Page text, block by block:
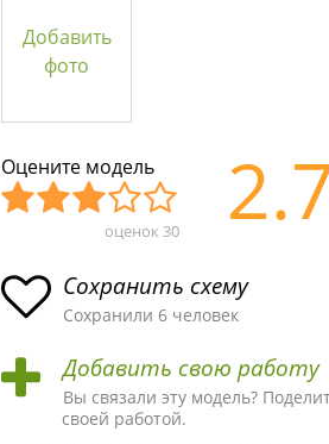
Добавить
фото
Оцените модель
асн
ая
ма
пло
хая
ма
ыч
ная
ма
Хор
ая
ма
Отл
ая
ма!
оценок 30
Сохранить схему
Сохранили 6 человек
Добавить свою работу
Вы связали эту модель?
своей работой.